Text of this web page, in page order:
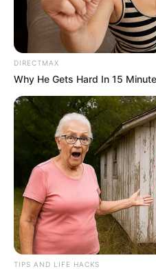
DIRECTMAX
Why He Gets Hard In 15
TIPS AND LIFE HACKS